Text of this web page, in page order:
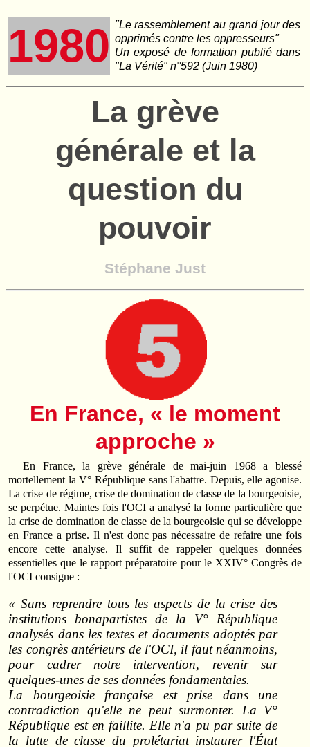
1980 "Le rassemblement au grand jour des
opprimés contre les oppresseurs"
Un exposé de formation publié dans
"La Vérité" n°592 (Juin 1980)
La grève
générale et la
question du
pouvoir
Stéphane Just
En France, « le moment
approche »
En France, la grève générale de mai-juin 1968 a blessé
mortellement la V° République sans l'abattre. Depuis, elle agonise.
La crise de régime, crise de domination de classe de la bourgeoisie,
se perpétue. Maintes fois l'OCI a analysé la forme particulière que
la crise de domination de classe de la bourgeoisie qui se développe
en France a prise. Il n'est donc pas nécessaire de refaire une fois
encore cette analyse. Il suffit de rappeler quelques données
essentielles que le rapport préparatoire pour le XXIV° Congrès de
l'OCI consigne :
« Sans reprendre tous les aspects de la crise des
institutions bonapartistes de la V° République
analysés dans les textes et documents adoptés par
les congrès antérieurs de l'OCI, il faut néanmoins,
pour cadrer notre intervention, revenir sur
quelques-unes de ses données fondamentales.
La bourgeoisie française est prise dans une
contradiction qu'elle ne peut surmonter. La V°
République est en faillite. Elle n'a pu par suite de
la lutte de classe du prolétariat instaurer l'État